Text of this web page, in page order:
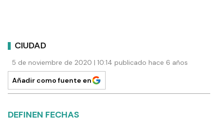
CIUDAD
5 de noviembre de 2020 | 10:14 publicado hace 6 años
Añadir como fuente en
DEFINEN FECHAS